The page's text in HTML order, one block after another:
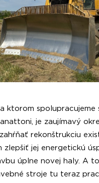
ktorom spolupracujeme
je zaujímavý
rekonštrukciu
zlepšiť jej energetickú
úplne novej haly. A
stroje tu teraz